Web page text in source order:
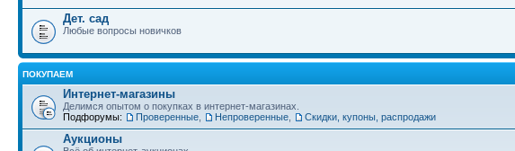
Дет. сад
Любые вопросы новичков
ПОКУПАЕМ
Интернет-магазины
Делимся опытом о покупках в интернет-магазинах.
Подфорумы:
Проверенные Непроверенные Скидки, купоны, распродажи
Аукционы